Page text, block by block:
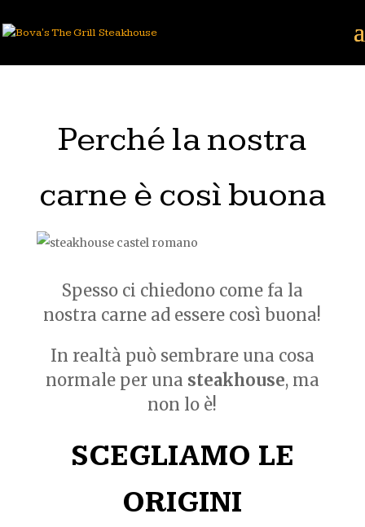
Perché la nostra
carne è così buona
Spesso ci chiedono come fa la
nostra carne ad essere così buona!
In realtà può sembrare una cosa
normale per una steakhouse, ma
non lo è!
SCEGLIAMO LE
ORIGINI